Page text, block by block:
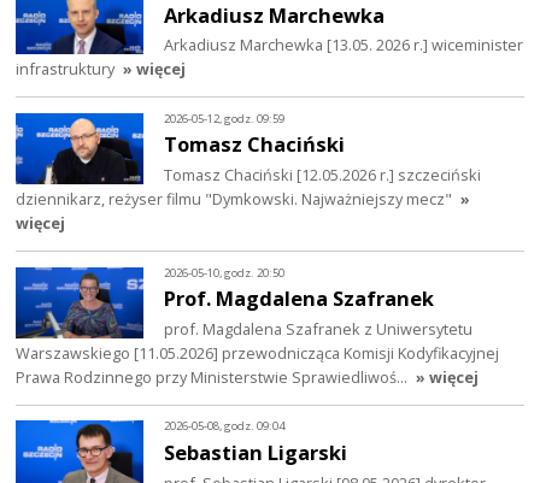
Arkadiusz Marchewka
Arkadiusz Marchewka [13.05. 2026 r.] wiceminister
infrastruktury » więcej
2026-05-12, godz. 09:59
Tomasz Chaciński
Tomasz Chaciński [12.05.2026 r.] szczeciński
dziennikarz, reżyser filmu "Dymkowski. Najważniejszy mecz" »
więcej
2026-05-10, godz. 20:50
Prof. Magdalena Szafranek
prof. Magdalena Szafranek z Uniwersytetu
Warszawskiego [11.05.2026] przewodnicząca Komisji Kodyfikacyjnej
Prawa Rodzinnego przy Ministerstwie Sprawiedliwoś… » więcej
2026-05-08, godz. 09:04
Sebastian Ligarski